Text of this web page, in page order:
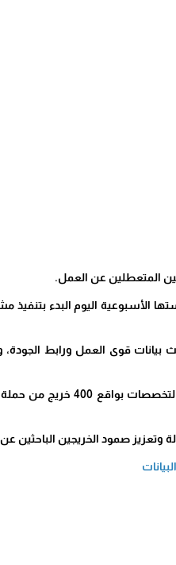
وتعزيز صمود الخريجين الباحثين